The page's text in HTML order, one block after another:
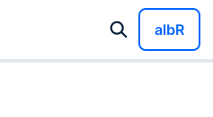
albR